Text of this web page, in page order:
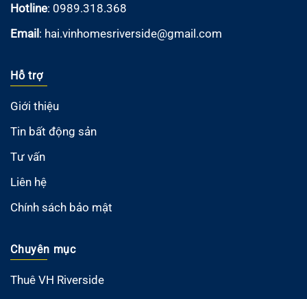
Hotline: 0989.318.368
Email : hai.vinhomesriverside@gmail.com
Hỗ trợ
Giới thiệu
Tin bất động sản
Tư vấn
Liên hệ
Chính sách bảo mật
Chuyên mục
Thuê VH Riverside